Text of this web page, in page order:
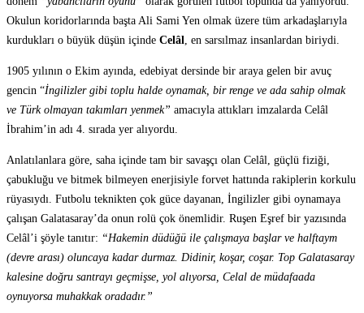
Okulun koridorlarında başta Ali Sami Yen olmak üzere tüm arkadaşlarıyla
kurdukları o büyük düşün içinde Celâl, en sarsılmaz insanlardan biriydi.
1905 yılının o Ekim ayında, edebiyat dersinde bir araya gelen bir avuç
gencin “İngilizler gibi toplu halde oynamak, bir renge ve ada sahip olmak
ve Türk olmayan takımları yenmek” amacıyla attıkları imzalarda Celâl
İbrahim’in adı 4. sırada yer alıyordu.
Anlatılanlara göre, saha içinde tam bir savaşçı olan Celâl, güçlü fiziği,
çabukluğu ve bitmek bilmeyen enerjisiyle forvet hattında rakiplerin korkulu
rüyasıydı. Futbolu teknikten çok güce dayanan, İngilizler gibi oynamaya
çalışan Galatasaray’da onun rolü çok önemlidir. Ruşen Eşref bir yazısında
Celâl’i şöyle tanıtır: “Hakemin düdüğü ile çalışmaya başlar ve halftaym
(devre arası) oluncaya kadar durmaz. Didinir, koşar, coşar. Top Galatasaray
kalesine doğru santrayı geçmişse, yol alıyorsa, Celal de müdafaada
oynuyorsa muhakkak oradadır.”